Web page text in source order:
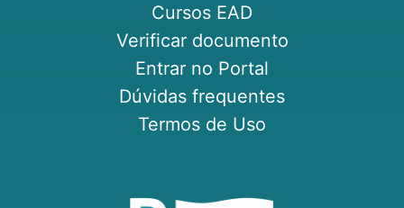
Cursos EAD
Verificar documento
Entrar no Portal
Dúvidas frequentes
Termos de Uso